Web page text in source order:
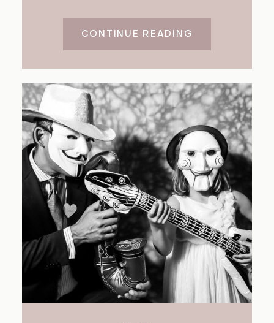
CONTINUE READING